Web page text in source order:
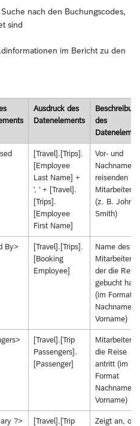
nach den Buchungscodes,
sind
im Bericht zu den
Ausdruck des
Datenelements
Beschreibung
des
[Travel].[Trips].
[Employee
Last Name] +
', ' + [Travel].
[Trips].
[Employee
First Name]
Vor- und
Nachname
reisenden
Mitarbeiters
(z. B. John
Smith)
By>
[Travel].[Trips].
[Booking
Employee]
Name des
Mitarbeiters,
der die Reise
gebucht hat
(im Format
Nachname,
Vorname)
[Travel].[Trip
Passengers].
[Passenger]
Mitarbeiter,
die Reise
antritt (im
Format
Nachname,
Vorname)
?>
[Travel].[Trip
Zeigt an, ob